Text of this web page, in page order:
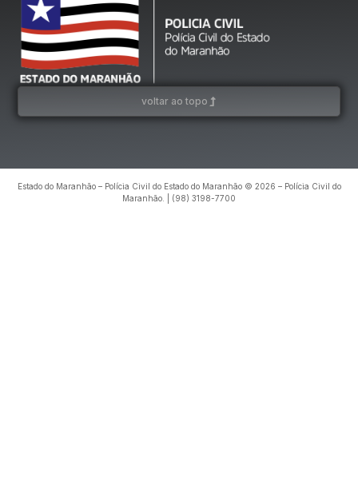
voltar ao topo
Estado do Maranhão – Polícia Civil do Estado do Maranhão © 2026 – Polícia Civil do
Maranhão. | (98) 3198-7700